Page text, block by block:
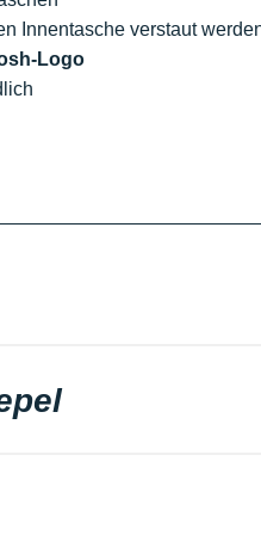
Innentasche verstaut
Logo